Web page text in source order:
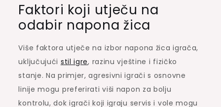
Faktori koji utječu na
odabir napona žica
Više faktora utječe na izbor napona žica igrača,
uključujući stil igre, razinu vještine i fizičko
stanje. Na primjer, agresivni igrači s osnovne
linije mogu preferirati viši napon za bolju
kontrolu, dok igrači koji igraju servis i vole mogu